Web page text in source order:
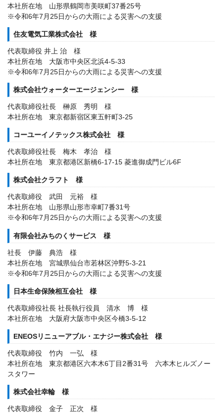
本社所在地 山形県鶴岡市美咲町37番25号
※令和6年7月25日からの大雨による災害への支援
住友電気工業株式会社 様
代表取締役 井上 治 様
本社所在地 大阪市中央区北浜4-5-33
※令和6年7月25日からの大雨による災害への支援
株式会社ウォーターエージェンシー 様
代表取締役社長 榊原 秀明 様
本社所在地 東京都新宿区東五軒町3-25
コーユーイノテックス株式会社 様
代表取締役社長 梅木 孝治 様
本社所在地 東京都港区新橋6-17-15 菱進御成門ビル6F
株式会社クラフト 様
代表取締役 武田 元裕 様
本社所在地 山形県山形市幸町7番31号
※令和6年7月25日からの大雨による災害への支援
有限会社みちのくサービス 様
社長 伊藤 典浩 様
本社所在地 宮城県仙台市若林区沖野5-3-21
※令和6年7月25日からの大雨による災害への支援
日本生命保険相互会社 様
代表取締役社長 社長執行役員 清水 博 様
本社所在地 大阪府大阪市中央区今橋3-5-12
ENEOSリニューアブル・エナジー株式会社 様
代表取締役 竹内 一弘 様
本社所在地 東京都港区六本木6丁目2番31号 六本木ヒルズノー
スタワー
株式会社幸輪 様
代表取締役 金子 正次 様